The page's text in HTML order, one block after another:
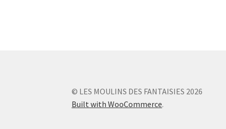
© LES MOULINS DES FANTAISIES 2026
Built with WooCommerce.